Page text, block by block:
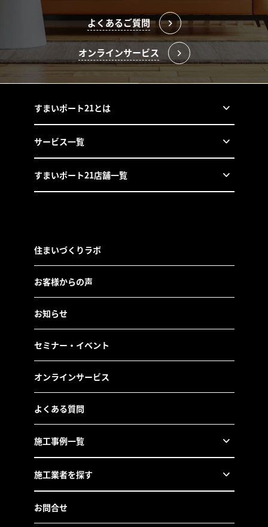
よくあるご質問
オンラインサービス
すまいポート21とは
サービス一覧
すまいポート21店舗一覧
住まいづくりラボ
お客様からの声
お知らせ
セミナー・イベント
オンラインサービス
よくある質問
施工事例一覧
施工業者を探す
お問合せ